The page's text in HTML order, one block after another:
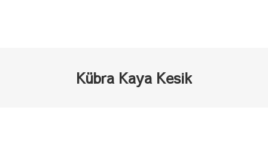
Kübra Kaya Kesik